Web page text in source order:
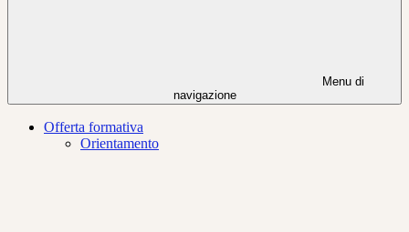
Menu di
navigazione
Offerta formativa
Orientamento